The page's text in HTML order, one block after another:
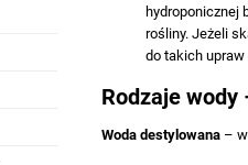
hydroponicznej
rośliny. Jeżeli
do takich
Rodzaje wody
Woda destylowana –